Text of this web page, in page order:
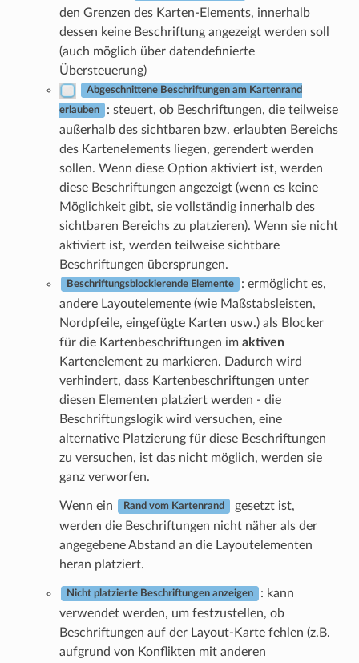
den Grenzen des Karten-Elements, innerhalb
dessen keine Beschriftung angezeigt werden soll
(auch möglich über datendefinierte
Übersteuerung)
Abgeschnittene Beschriftungen am Kartenrand
erlauben
: steuert, ob Beschriftungen, die teilweise
außerhalb des sichtbaren bzw. erlaubten Bereichs
des Kartenelements liegen, gerendert werden
sollen. Wenn diese Option aktiviert ist, werden
diese Beschriftungen angezeigt (wenn es keine
Möglichkeit gibt, sie vollständig innerhalb des
sichtbaren Bereichs zu platzieren). Wenn sie nicht
aktiviert ist, werden teilweise sichtbare
Beschriftungen übersprungen.
Beschriftungsblockierende Elemente
: ermöglicht es,
andere Layoutelemente (wie Maßstabsleisten,
Nordpfeile, eingefügte Karten usw.) als Blocker
für die Kartenbeschriftungen im aktiven
Kartenelement zu markieren. Dadurch wird
verhindert, dass Kartenbeschriftungen unter
diesen Elementen platziert werden - die
Beschriftungslogik wird versuchen, eine
alternative Platzierung für diese Beschriftungen
zu versuchen, ist das nicht möglich, werden sie
ganz verworfen.
Wenn ein Rand vom Kartenrand
gesetzt ist,
werden die Beschriftungen nicht näher als der
angegebene Abstand an die Layoutelementen
heran platziert.
Nicht platzierte Beschriftungen anzeigen
: kann
verwendet werden, um festzustellen, ob
Beschriftungen auf der Layout-Karte fehlen (z.B.
aufgrund von Konflikten mit anderen